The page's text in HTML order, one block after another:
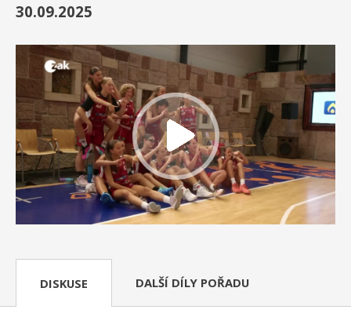
30.09.2025
DISKUSE DALŠÍ DÍLY POŘADU